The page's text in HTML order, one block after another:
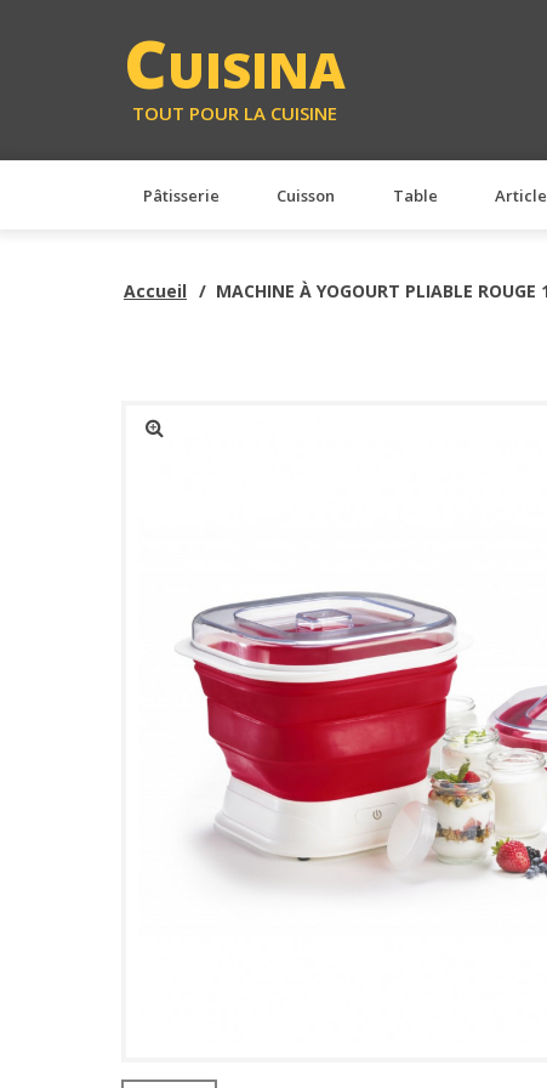
CUISINA
TOUT POUR LA CUISINE
Pâtisserie Cuisson Table
Accueil MACHINE À YOGOURT PLIABLE ROUGE